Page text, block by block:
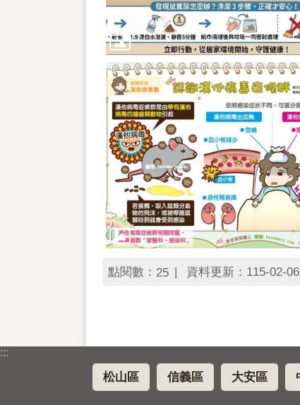
點閱數： 25 資料更新：115-02-
:::
松山區 信義區 大安區